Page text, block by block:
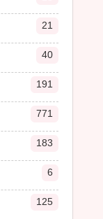
21
40
191
771
183
6
125